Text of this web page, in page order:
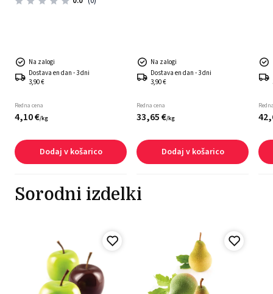
Na zalogi
Dostava en dan - 3 dni
3,90 €
Redna cena
4,10€/kg
Dodaj v košarico
Na zalogi
Dostava en dan - 3 dni
3,90 €
Redna cena
33,65€/kg
Dodaj v košarico
42,
Sorodni izdelki